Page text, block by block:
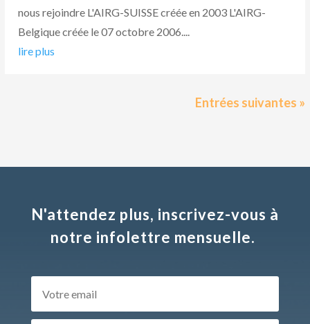
nous rejoindre L'AIRG-SUISSE créée en 2003 L'AIRG-
Belgique créée le 07 octobre 2006....
lire plus
Entrées suivantes »
N'attendez plus, inscrivez-vous à
notre infolettre mensuelle.